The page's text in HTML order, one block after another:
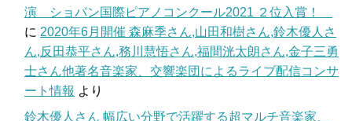
演 ショパン国際ピアノコンクール2021 ２位入賞！
に 2020年6月開催 森麻季さん,山田和樹さん,鈴木優人さ
ん,反田恭平さん,務川慧悟さん,福間洸太朗さん,金子三勇
士さん他著名音楽家、交響楽団によるライブ配信コンサ
ート情報 より
鈴木優人さん 幅広い分野で活躍する超マルチ音楽家、